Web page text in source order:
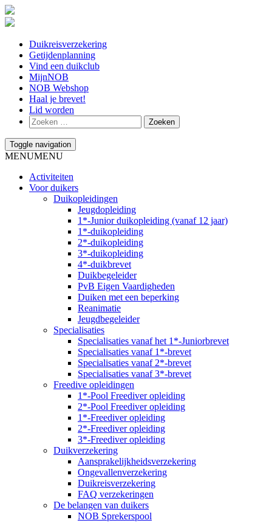
Duikreisverzekering
Getijdenplanning
Vind een duikclub
MijnNOB
NOB Webshop
Haal je brevet!
Lid worden
Toggle navigation
MENUMENU
Activiteiten
Voor duikers
Duikopleidingen
Jeugdopleiding
1*-Junior duikopleiding (vanaf 12 jaar)
1*-duikopleiding
2*-duikopleiding
3*-duikopleiding
4*-duikbrevet
Duikbegeleider
PvB Eigen Vaardigheden
Duiken met een beperking
Reanimatie
Jeugdbegeleider
Specialisaties
Specialisaties vanaf het 1*-Juniorbrevet
Specialisaties vanaf 1*-brevet
Specialisaties vanaf 2*-brevet
Specialisaties vanaf 3*-brevet
Freedive opleidingen
1*-Pool Freediver opleiding
2*-Pool Freediver opleiding
1*-Freediver opleiding
2*-Freediver opleiding
3*-Freediver opleiding
Duikverzekering
Aansprakelijkheidsverzekering
Ongevallenverzekering
Duikreisverzekering
FAQ verzekeringen
De belangen van duikers
NOB Sprekerspool